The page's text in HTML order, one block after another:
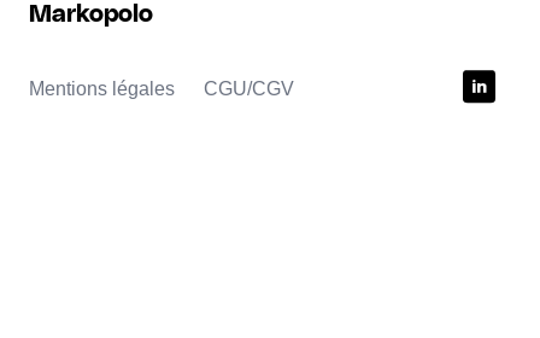
Markopolo
Mentions légales CGU/CGV